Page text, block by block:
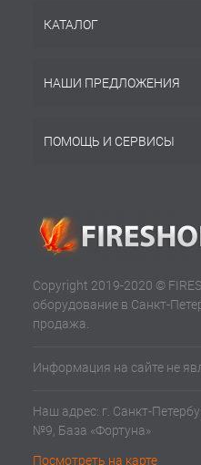
КАТАЛОГ
НАШИ ПРЕДЛОЖЕНИЯ
ПОМОЩЬ И СЕРВИСЫ
Copyright 2019-2020 ©
оборудование в Санкт-
продажа.
Информация на сайте не
Наш адрес: г. Санкт-
№9, База «Фортуна»
Посмотреть на карте